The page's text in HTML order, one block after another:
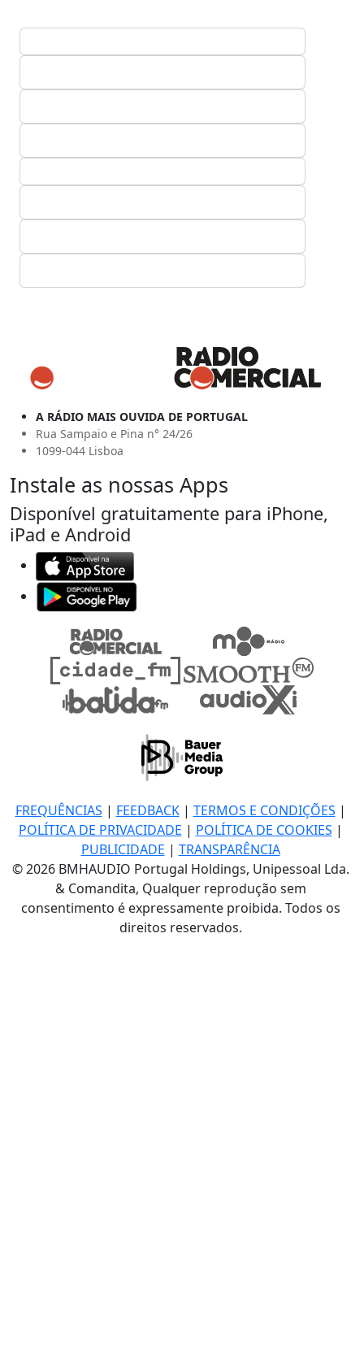
A RÁDIO MAIS OUVIDA DE PORTUGAL
Rua Sampaio e Pina n° 24/26
1099-044 Lisboa
Instale as nossas Apps
Disponível gratuitamente para iPhone,
iPad e Android
FREQUÊNCIAS | FEEDBACK| TERMOS E CONDIÇÕES |
POLÍTICA DE PRIVACIDADE | POLÍTICA DE COOKIES |
PUBLICIDADE | TRANSPARÊNCIA
© 2026 BMHAUDIO Portugal Holdings, Unipessoal Lda.
& Comandita, Qualquer reprodução sem
consentimento é expressamente proibida. Todos os
direitos reservados.